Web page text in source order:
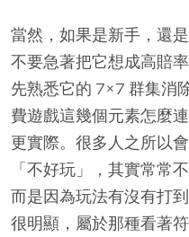
當然，如果是新手，還
不要急著把它想成高賠
先熟悉它的 7×7 群集消
費遊戲這幾個元素怎麼
更實際。很多人之所以
「不好玩」，其實常常
而是因為玩法有沒有打
很明顯，屬於那種看著